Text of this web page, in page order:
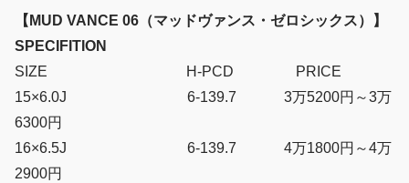
【MUD VANCE 06（マッドヴァンス・ゼロシックス）】
SPECIFITION
SIZE H-PCD PRICE
15×6.0J 6-139.7 3万5200円～3万
6300円
16×6.5J 6-139.7 4万1800円～4万
2900円